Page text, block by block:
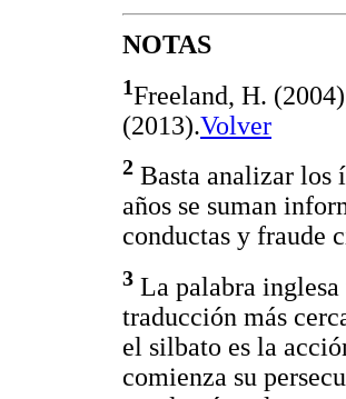
NOTAS
1Freeland, H.
(2013).Volver
2 Basta analizar los
años se suman
conductas y fraude
3 La palabra inglesa
traducción más
el silbato es la
comienza su